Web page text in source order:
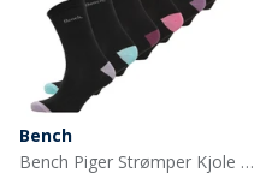
Bench
Bench Piger Strømper Kjole 7-pak Sort